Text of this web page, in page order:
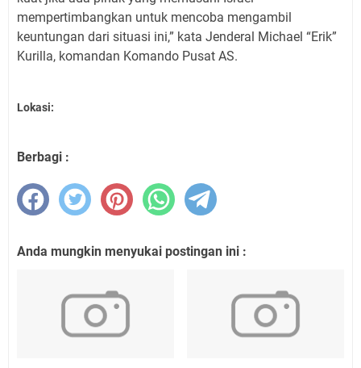
mempertimbangkan untuk mencoba mengambil
keuntungan dari situasi ini,” kata Jenderal Michael “Erik”
Kurilla, komandan Komando Pusat AS.
Lokasi:
Berbagi :
Anda mungkin menyukai postingan ini :